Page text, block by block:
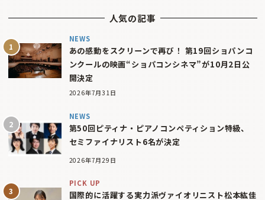
人気の記事
NEWS
あの感動をスクリーンで再び！ 第19回ショパンコ
ンクールの映画“ショパコンシネマ”が10月2日公
開決定
2026年7月31日
NEWS
第50回ピティナ・ピアノコンペティション特級、
セミファイナリスト6名が決定
2026年7月29日
PICK UP
国際的に活躍する実力派ヴァイオリニスト松本紘佳